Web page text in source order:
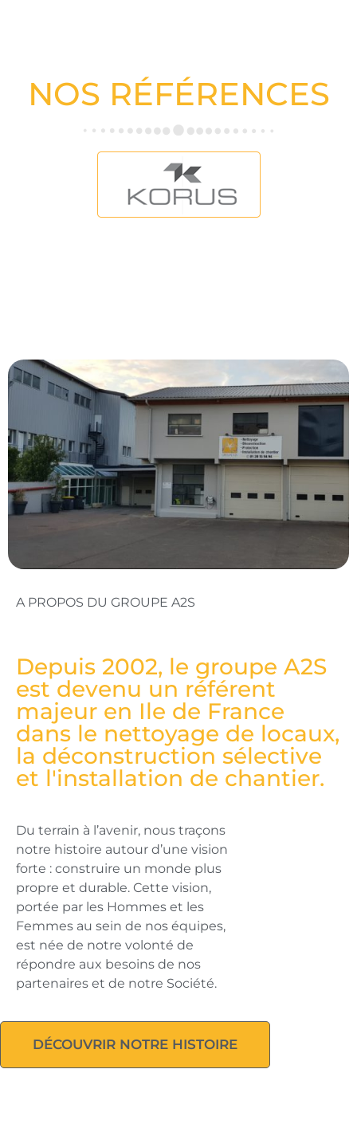
NOS RÉFÉRENCES
A PROPOS DU GROUPE A2S
Depuis 2002, le groupe A2S
est devenu un référent
majeur en Ile de France
dans le nettoyage de locaux,
la déconstruction sélective
et l'installation de chantier.
Du terrain à l’avenir, nous traçons
notre histoire autour d’une vision
forte : construire un monde plus
propre et durable. Cette vision,
portée par les Hommes et les
Femmes au sein de nos équipes,
est née de notre volonté de
répondre aux besoins de nos
partenaires et de notre Société.
DÉCOUVRIR NOTRE HISTOIRE